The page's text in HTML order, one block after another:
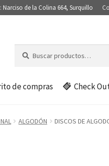
Narciso de la Colina 664, Surquillo
por:
c
a
de compras Check
ALGODÓN DISCOS DE